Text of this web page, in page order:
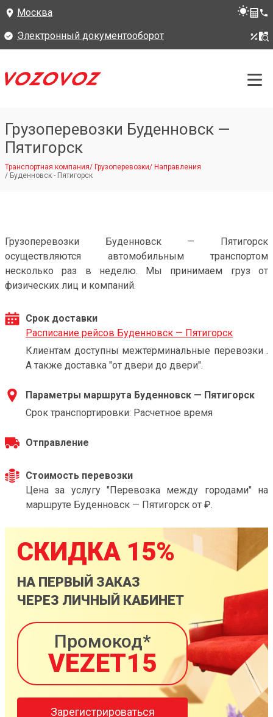
Москва
Электронный документооборот
Грузоперевозки Буденновск —
Пятигорск
Транспортная компания/ Грузоперевозки/ Направления
/ Буденновск - Пятигорск
Грузоперевозки Буденновск — Пятигорск
осуществляются автомобильным транспортом
несколько раз в неделю. Мы принимаем груз от
физических лиц и компаний.
Срок доставки
Расписание рейсов Буденновск — Пятигорск
Клиентам доступны межтерминальные перевозки .
А также доставка "от двери до двери".
Параметры маршрута Буденновск — Пятигорск
Срок транспортировки: Расчетное время
Отправление
Стоимость перевозки
Цена за услугу "Перевозка между городами" на
маршруте Буденновск — Пятигорск от ₽.
СКИДКА 15%
НА ПЕРВЫЙ ЗАКАЗ
ЧЕРЕЗ ЛИЧНЫЙ КАБИНЕТ
Промокод*
VEZET15
Зарегистрироваться